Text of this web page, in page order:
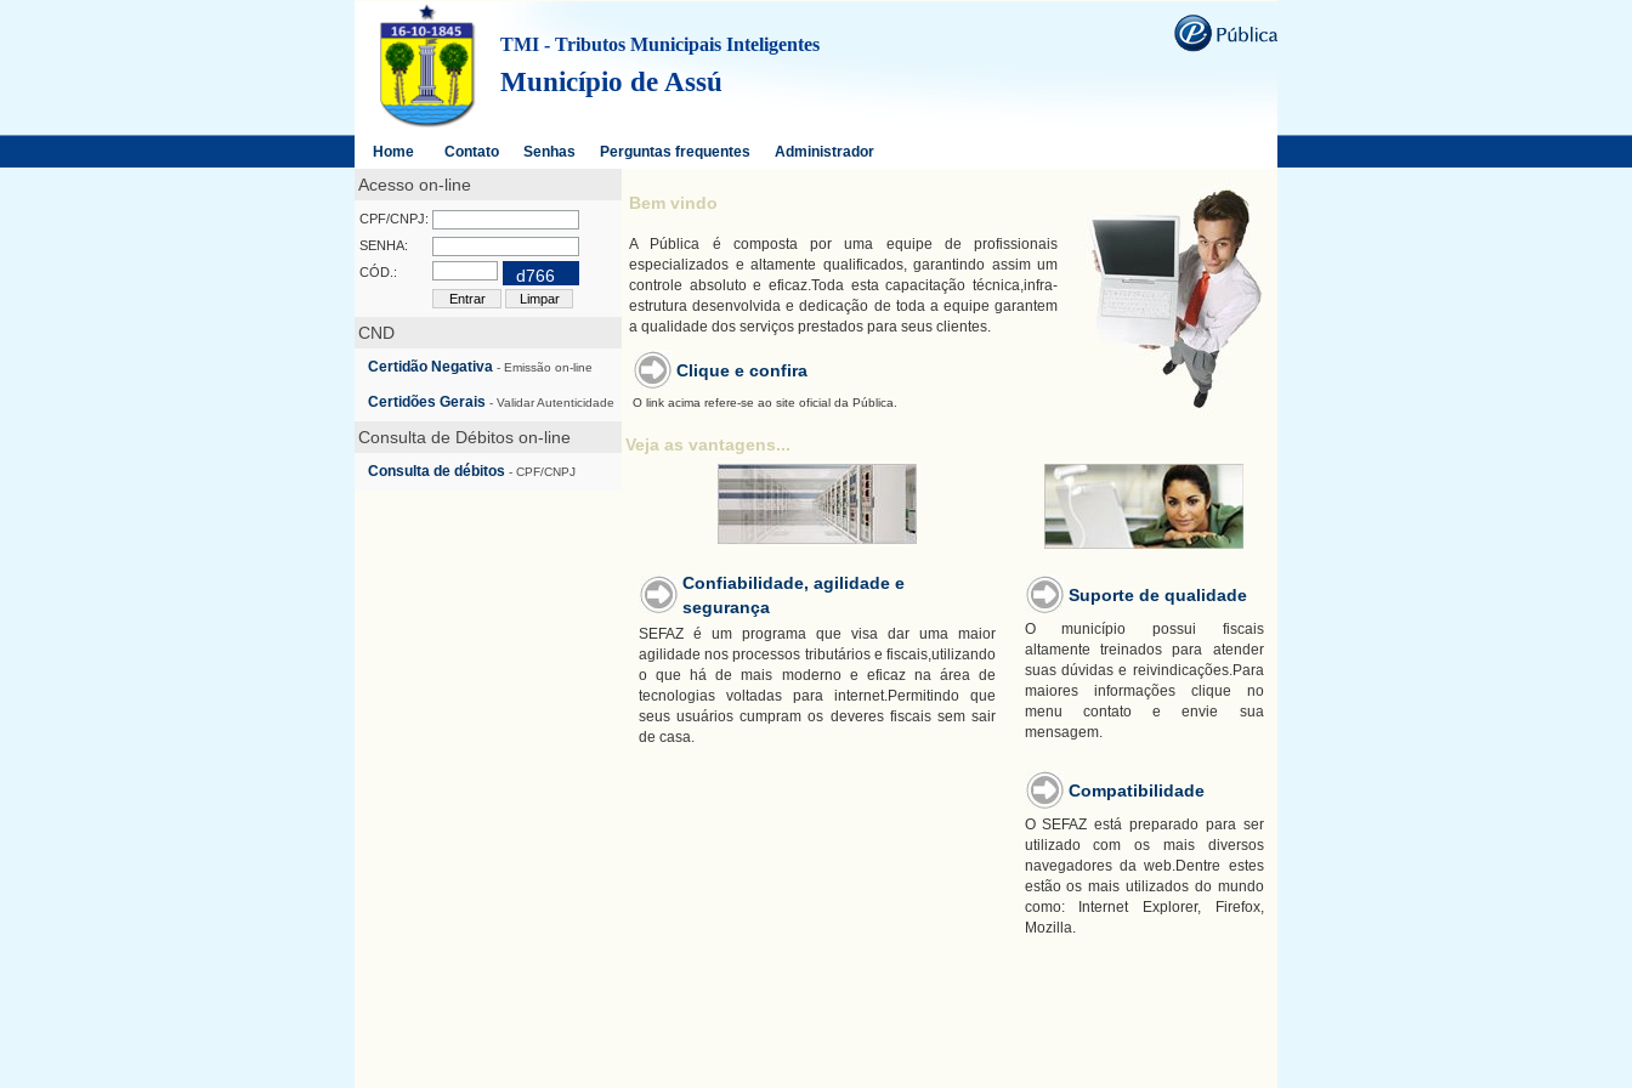
TMI - Tributos Municipais Inteligentes
Município de Assú
Home Contato Senhas Perguntas frequentes Administrador
Acesso on-line
CPF/CNPJ:
SENHA:
CÓD.:
d766
CND
Certidão Negativa - Emissão on-line
Certidões Gerais - Validar Autenticidade
Consulta de Débitos on-line
Consulta de débitos - CPF/CNPJ
Bem vindo
A Pública é composta por uma equipe de profissionais
especializados e altamente qualificados, garantindo assim um
controle absoluto e eficaz.Toda esta capacitação técnica,infra-
estrutura desenvolvida e dedicação de toda a equipe garantem
a qualidade dos serviços prestados para seus clientes.
Clique e confira
O link acima refere-se ao site oficial da Pública.
Veja as vantagens...
Confiabilidade, agilidade e
segurança
SEFAZ é um programa que visa dar uma maior
agilidade nos processos tributários e fiscais,utilizando
o que há de mais moderno e eficaz na área de
tecnologias voltadas para internet.Permitindo que
seus usuários cumpram os deveres fiscais sem sair
de casa.
Suporte de qualidade
O município possui fiscais
altamente treinados para atender
suas dúvidas e reivindicações.Para
maiores informações clique no
menu contato e envie sua
mensagem.
Compatibilidade
O SEFAZ está preparado para ser
utilizado com os mais diversos
navegadores da web.Dentre estes
estão os mais utilizados do mundo
como: Internet Explorer, Firefox,
Mozilla.